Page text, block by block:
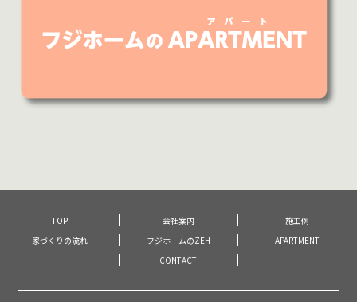
TOP 会社案内
施工例
家づくりの流れ
フジホームのZEH
APARTMENT
CONTACT